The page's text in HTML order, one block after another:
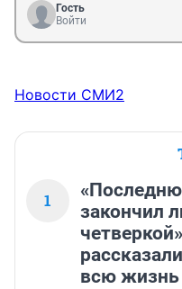
Гость
Войти
Новости СМИ2
1
закончил
всю жизнь